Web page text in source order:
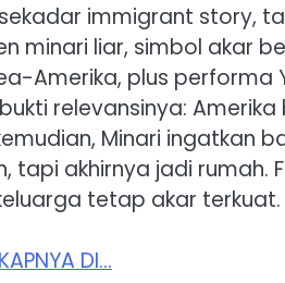
immigrant story,
minari liar, simbol akar
Amerika, plus performa
relevansinya:
Minari ingatkan
tapi akhirnya jadi rumah.
tetap akar terkuat.
DI…